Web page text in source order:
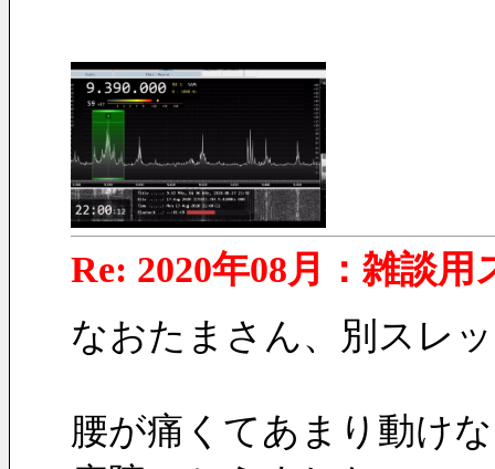
Re: 2020年08月：雑談用
なおたまさん、別スレ
腰が痛くてあまり動け